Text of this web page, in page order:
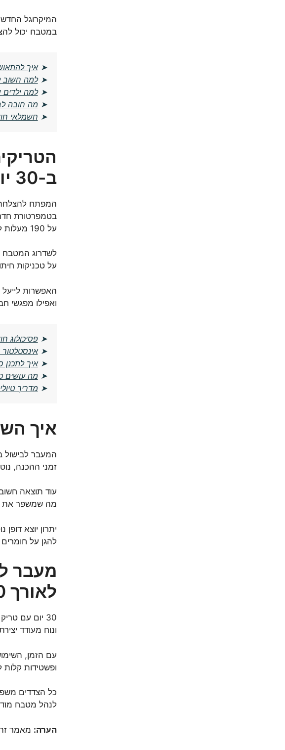
המיקרוגל החדש
במטבח יכול
➤איך
➤למה חשוב
➤למה
➤ מה חובה
➤ חשמלאי
ב-30 יום
המפתח להצלחה
על 190 מעלות לאחר הבישול במיקרוגל יכול לשדרג טעמים וברק למנה.
לשדרוג המטבח
על טכניקות
האפשרות לייעל
ואפילו מפגשי
➤פסיכולוג
➤
➤איך לתכנן
➤ מה עושים
➤ מדריך
איך
המעבר לבישול
זמני ההכנה,
עוד תוצאה
מה שמשפר את
יתרון יוצא
להגן על
מעבר
לאורך 30 יום
30 יום עם
ונוח מעודד
עם הזמן,
ופשטידות
כל הצדדים
לנהל מטבח
הערה: מאמר זה